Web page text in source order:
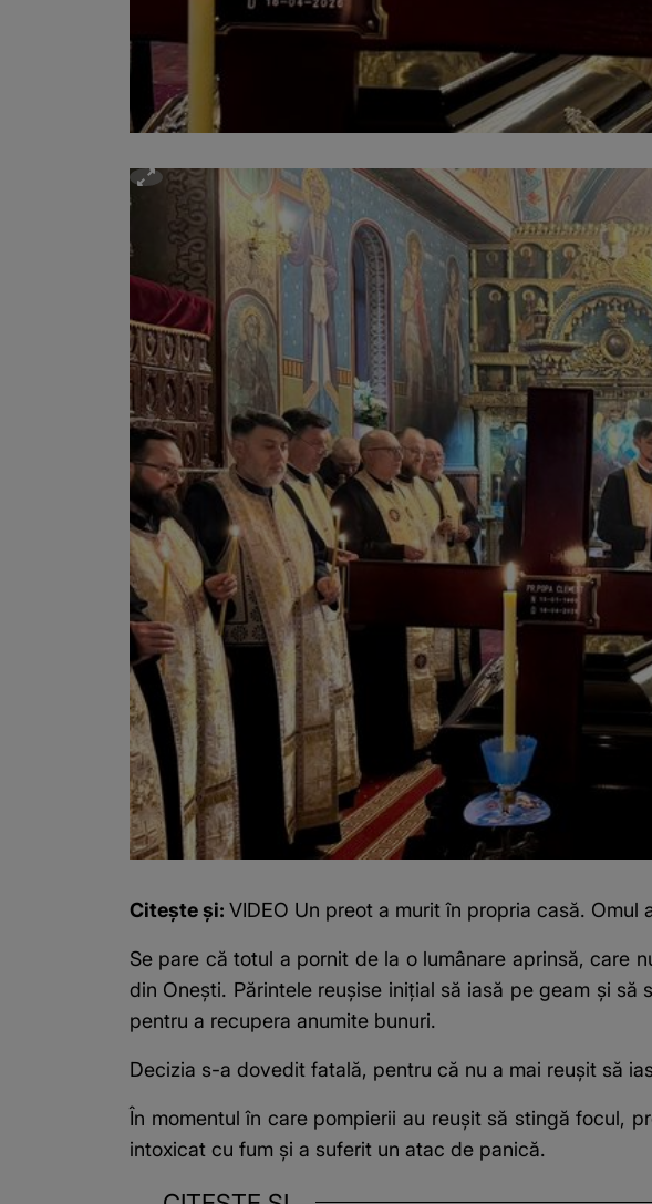
Citește și: VIDEO Un preot a murit în propria casă.
Se pare că totul a pornit de la o lumânare aprinsă, care
din Onești. Părintele reușise inițial să iasă pe geam și
pentru a recupera anumite bunuri.
Decizia s-a dovedit fatală, pentru că nu a mai reușit să
În momentul în care pompierii au reușit să stingă focul,
intoxicat cu fum și a suferit un atac de panică.